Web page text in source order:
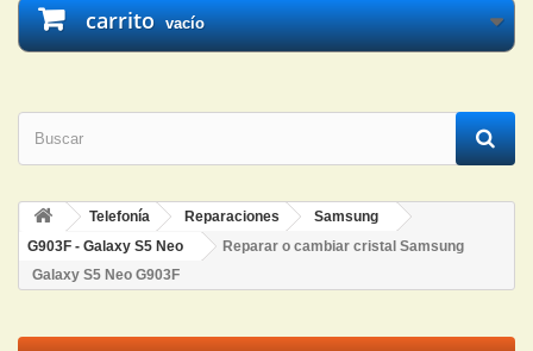
carrito vacío
Telefonía Reparaciones
Samsung
G903F - Galaxy S5 Neo
Reparar o cambiar cristal Samsung
Galaxy S5 Neo G903F